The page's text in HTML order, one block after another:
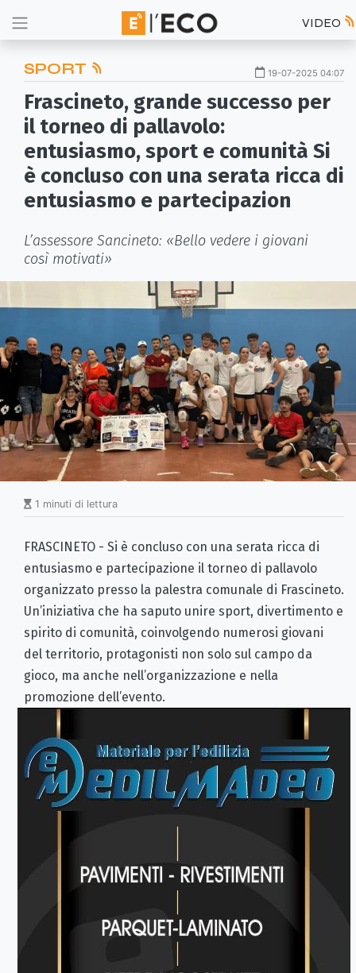
VIDEO
SPORT 19-07-2025 04:07
Frascineto, grande successo per
il torneo di pallavolo:
entusiasmo, sport e comunità Si
è concluso con una serata ricca di
entusiasmo e partecipazion
L’assessore Sancineto: «Bello vedere i giovani
così motivati»
1 minuti di lettura
FRASCINETO - Si è concluso con una serata ricca di
entusiasmo e partecipazione il torneo di pallavolo
organizzato presso la palestra comunale di Frascineto.
Un’iniziativa che ha saputo unire sport, divertimento e
spirito di comunità, coinvolgendo numerosi giovani
del territorio, protagonisti non solo sul campo da
gioco, ma anche nell’organizzazione e nella
promozione dell’evento.